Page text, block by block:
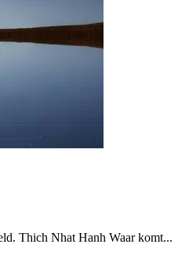
Thich Nhat Hanh Waar komt...